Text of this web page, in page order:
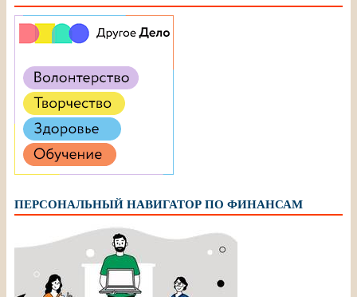
ПЕРСОНАЛЬНЫЙ НАВИГАТОР ПО ФИНАНСАМ